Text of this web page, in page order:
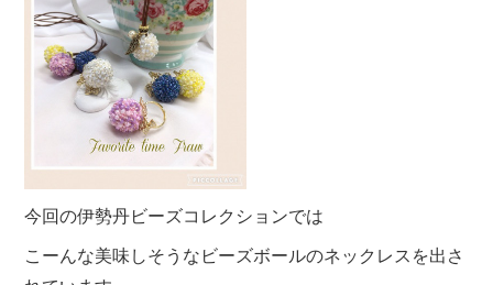
今回の伊勢丹ビーズコレクションでは
こーんな美味しそうなビーズボールのネックレスを出さ